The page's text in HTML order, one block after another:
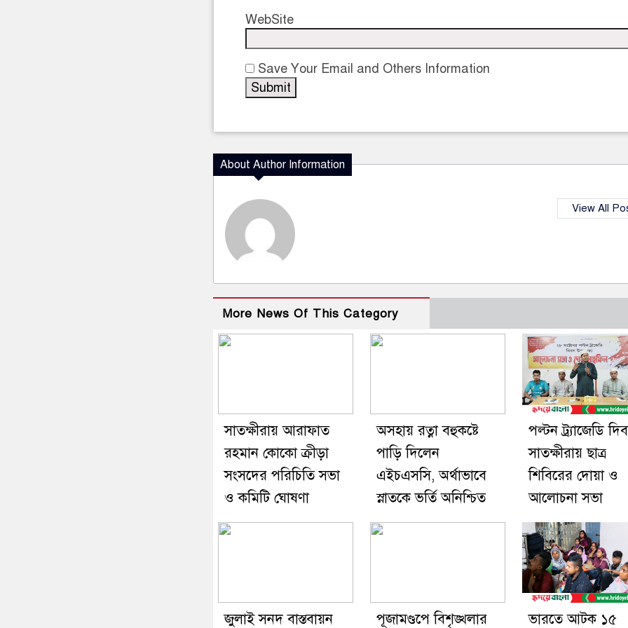
WebSite
Save Your Email and Others Information
About Author Information
View All
More News Of This Category
সাতক্ষীরায় আরাফাত
রহমান কোকো ক্রীড়া
সংসদের পরিচিতি সভা
ও কমিটি ঘোষণা
অসহায় রত্না বহুকষ্টে
পাড়ি দিলেন
এইচএসসি, অর্থাভাবে
স্নাতকে ভর্তি অনিশ্চিত
পল্টন ট্র্যাজেডি
সাতক্ষীরায় ছাত্র
শিবিরের দোয়া ও
আলোচনা সভা
জুলাই সনদ বাস্তবায়ন পূজামণ্ডপে বিশৃঙ্খলার ভারতে আটক ১৫